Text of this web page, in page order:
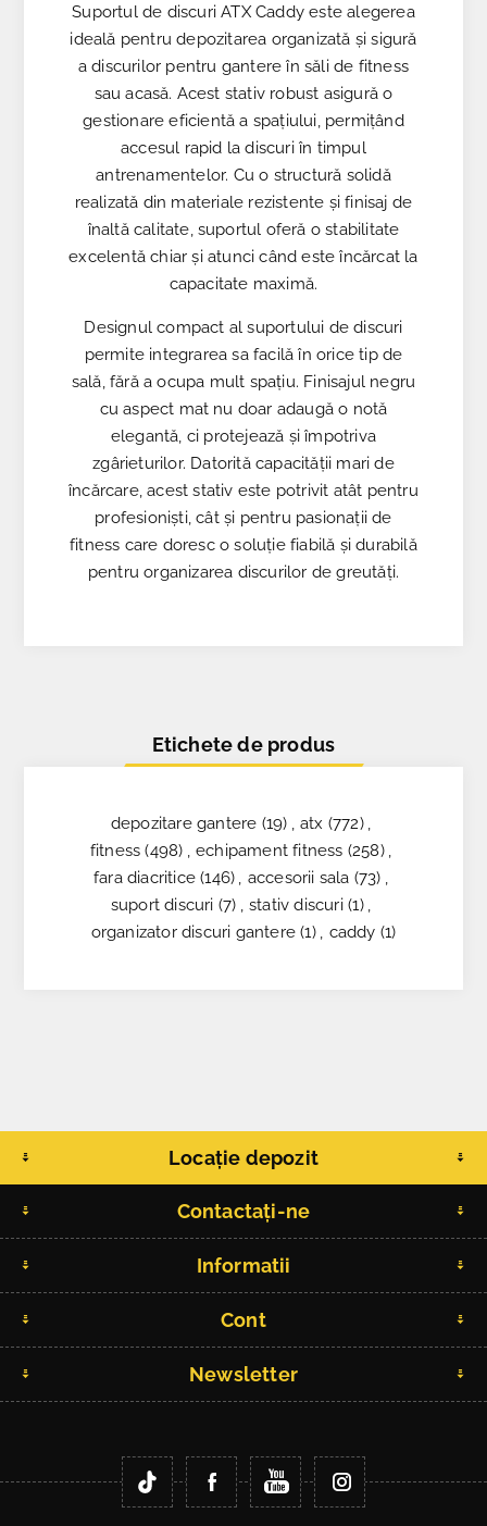
Suportul de discuri ATX Caddy este alegerea
ideală pentru depozitarea organizată și sigură
a discurilor pentru gantere în săli de fitness
sau acasă. Acest stativ robust asigură o
gestionare eficientă a spațiului, permițând
accesul rapid la discuri în timpul
antrenamentelor. Cu o structură solidă
realizată din materiale rezistente și finisaj de
înaltă calitate, suportul oferă o stabilitate
excelentă chiar și atunci când este încărcat la
capacitate maximă.
Designul compact al suportului de discuri
permite integrarea sa facilă în orice tip de
sală, fără a ocupa mult spațiu. Finisajul negru
cu aspect mat nu doar adaugă o notă
elegantă, ci protejează și împotriva
zgârieturilor. Datorită capacității mari de
încărcare, acest stativ este potrivit atât pentru
profesioniști, cât și pentru pasionații de
fitness care doresc o soluție fiabilă și durabilă
pentru organizarea discurilor de greutăți.
Etichete de produs
depozitare gantere (19) , atx (772) ,
fitness (498) , echipament fitness (258) ,
fara diacritice (146) , accesorii sala (73) ,
suport discuri (7) , stativ discuri (1) ,
organizator discuri gantere (1) , caddy (1)
Locație depozit
Contactați-ne
Informatii
Cont
Newsletter